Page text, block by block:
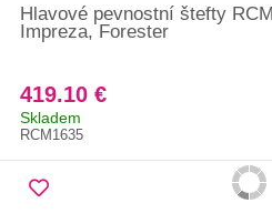
Hlavové pevnostní štefty
Impreza, Forester
419.10 €
Skladem
RCM1635